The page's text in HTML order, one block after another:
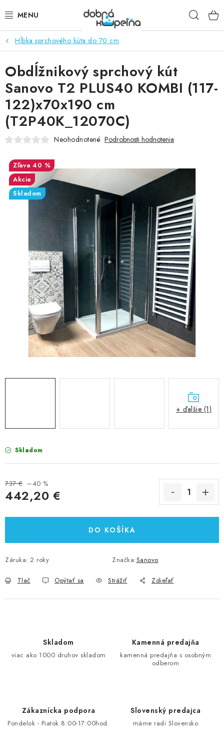
na
SPRCHOVÉ KÚTY
SPRCHOVÉ DVERE
BATÉRIE
VANE
DOPLNKY
SANITA
PRÍSLUŠENSTVO K SPRCHOVÝM KÚTOM A
NÁHRADNÉ DIELY
Doprava a Platby
Obchodné podmienky
Reklamačný poriadok
Blog
Ochrana osobných údajov GDPR
Kontakty
Predajňa Nitra
Formulár na vrátenie tovaru
Hĺbka sprchového kúta do 70 cm
Skladom
737 € –40 %
442,20 €
DO KOŠÍKA
Záruka: 2 roky Značka:Sanovo
Tlač Opýtať sa Strážiť Zdieľať
Obdĺžnikový sprchový kút
Sanovo T2 PLUS40 KOMBI (117-
122)x70x190 cm
(T2P40K_12070C)
Neohodnotené Podrobnosti hodnotenia
40 %
Akcia
Skladom
+ ďalšie (1)
Skladom
viac ako 1000 druhov skladom
Kamenná predajňa
kamenná predajňa s osobným
odberom
Zákaznícka podpora
Pondelok - Piatok 8:00-17:00hod.
Slovenský predajca
máme radi Slovensko